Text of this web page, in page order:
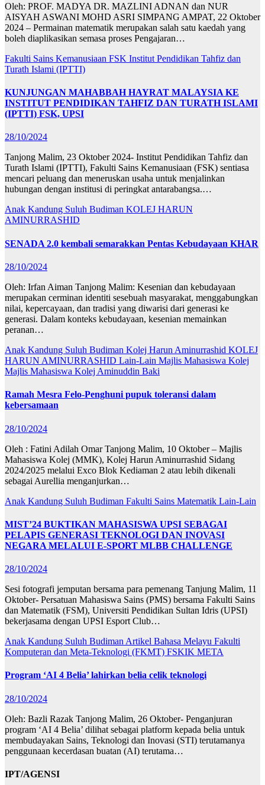
Oleh: PROF. MADYA DR. MAZLINI ADNAN dan NUR
AISYAH ASWANI MOHD ASRI SIMPANG AMPAT, 22 Oktober
2024 – Permainan matematik merupakan salah satu kaedah yang
boleh diaplikasikan semasa proses Pengajaran…
Fakulti Sains Kemanusiaan FSK Institut Pendidikan Tahfiz dan
Turath Islami (IPTTI)
KUNJUNGAN MAHABBAH HAYRAT MALAYSIA KE
INSTITUT PENDIDIKAN TAHFIZ DAN TURATH ISLAMI
(IPTTI) FSK, UPSI
28/10/2024
Tanjong Malim, 23 Oktober 2024- Institut Pendidikan Tahfiz dan
Turath Islami (IPTTI), Fakulti Sains Kemanusiaan (FSK) sentiasa
mencari peluang dan meneruskan usaha untuk menjalinkan
hubungan dengan institusi di peringkat antarabangsa.…
Anak Kandung Suluh Budiman KOLEJ HARUN
AMINURRASHID
SENADA 2.0 kembali semarakkan Pentas Kebudayaan KHAR
28/10/2024
Oleh: Irfan Aiman Tanjong Malim: Kesenian dan kebudayaan
merupakan cerminan identiti sesebuah masyarakat, menggabungkan
nilai, kepercayaan, dan tradisi yang diwarisi dari generasi ke
generasi. Dalam konteks kebudayaan, kesenian memainkan
peranan…
Anak Kandung Suluh Budiman Kolej Harun Aminurrashid KOLEJ
HARUN AMINURRASHID Lain-Lain Majlis Mahasiswa Kolej
Majlis Mahasiswa Kolej Aminuddin Baki
Ramah Mesra Felo-Penghuni pupuk toleransi dalam
kebersamaan
28/10/2024
Oleh : Fatini Adilah Omar Tanjong Malim, 10 Oktober – Majlis
Mahasiswa Kolej (MMK), Kolej Harun Aminurrashid Sidang
2024/2025 melalui Exco Blok Kediaman 2 atau lebih dikenali
sebagai Aurellia menganjurkan…
Anak Kandung Suluh Budiman Fakulti Sains Matematik Lain-Lain
MIST’24 BUKTIKAN MAHASISWA UPSI SEBAGAI
PELAPIS GENERASI TEKNOLOGI DAN INOVASI
NEGARA MELALUI E-SPORT MLBB CHALLENGE
28/10/2024
Sesi fotografi jemputan bersama para pemenang Tanjung Malim, 11
Oktober- Persatuan Mahasiswa Sains (PMS) bersama Fakulti Sains
dan Matematik (FSM), Universiti Pendidikan Sultan Idris (UPSI)
bekerjasama dengan UPSI Esport Club…
Anak Kandung Suluh Budiman Artikel Bahasa Melayu Fakulti
Komputeran dan Meta-Teknologi (FKMT) FSKIK META
Program ‘AI 4 Belia’ lahirkan belia celik teknologi
28/10/2024
Oleh: Bazli Razak Tanjong Malim, 26 Oktober- Penganjuran
program ‘AI 4 Belia’ dilihat sebagai platform kepada belia untuk
membudayakan Sains, Teknologi dan Inovasi (STI) terutamanya
penggunaan kecerdasan buatan (AI) terutama…
IPT/AGENSI